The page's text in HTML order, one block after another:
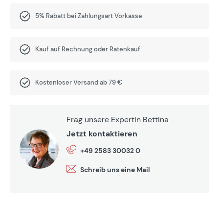
5% Rabatt bei Zahlungsart Vorkasse
Kauf auf Rechnung oder Ratenkauf
Kostenloser Versand ab 79 €
Frag unsere Expertin Bettina
Jetzt kontaktieren
+49 2583 30032 0
Schreib uns eine Mail